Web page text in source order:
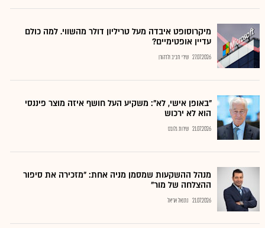
מיקרוסופט איבדה מעל טריליון דולר מהשווי. למה כולם
עדיין אופטימיים?
27.07.2026 שירי חביב ולדהורן
"באופן אישי, לא": משקיע העל חושף איזה מוצר פיננסי
הוא לא ירכוש
21.07.2026 שירות גלובס
מנהל ההשקעות שמסמן מניה אחת: "מזכירה את סיפור
ההצלחה של מור"
21.07.2026 נתנאל אריאל